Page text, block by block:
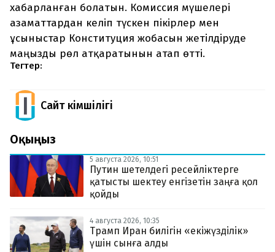
хабарланған болатын. Комиссия мүшелері
азаматтардан келіп түскен пікірлер мен
ұсыныстар Конституция жобасын жетілдіруде
маңызды рөл атқаратынын атап өтті.
Тегтер:
Сайт Әкімшілігі
Оқыңыз
5 августа 2026, 10:51
Путин шетелдегі ресейліктерге
қатысты шектеу енгізетін заңға қол
қойды
4 августа 2026, 10:35
Трамп Иран билігін «екіжүзділік»
үшін сынға алды